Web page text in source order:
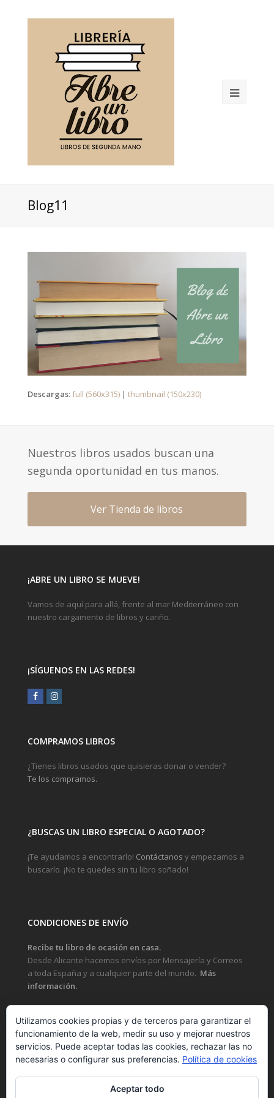
Open
Blog11
Descargas: full (560x315)| thumbnail (150x230)
Nuestros libros usados buscan una
segunda oportunidad en tus manos.
Ver Tienda de libros
¡ABRE UN LIBRO SE MUEVE!
Vamos de aquí para allá, frente al mar Mediterráneo con
nuestro cargamento de libros y cariño.
¡SÍGUENOS EN LAS REDES!
FacebookInstagram
COMPRAMOS LIBROS
¿Tienes libros usados que quisieras donar o vender?
Te los compramos.
¿BUSCAS UN LIBRO ESPECIAL O AGOTADO?
¡Te ayudamos a encontrarlo! Contáctanos y empezamos a
buscarlo. ¡No te quedes sin tu libro soñado!
CONDICIONES DE ENVÍO
Recibe tu libro de ocasión en casa.
Desde Alicante hacemos envíos por Mensajería y Correos
a toda España y a cualquier parte del mundo. Más
información.
LEGAL
Utilizamos cookies propias y de terceros para garantizar el
funcionamiento de la web, medir su uso y mejorar nuestros
servicios. Puede aceptar todas las cookies, rechazar las no
necesarias o configurar sus preferencias. Política de cookies
Aceptar todo